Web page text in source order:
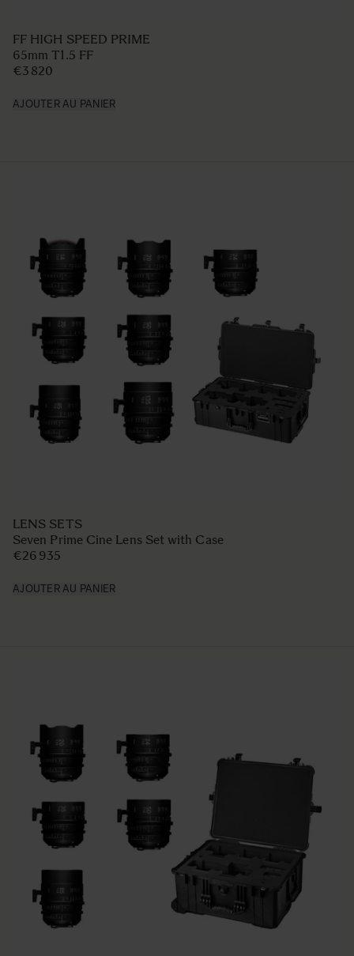
FF HIGH SPEED PRIME
65mm T1.5 FF
€3 820
AJOUTER AU PANIER
LENS SETS
Seven Prime Cine Lens Set with Case
€26 935
AJOUTER AU PANIER